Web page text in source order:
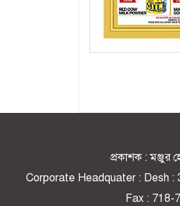
প্রকাশক : মঞ্জুর
Corporate Headquater : Desh
Fax : 718-